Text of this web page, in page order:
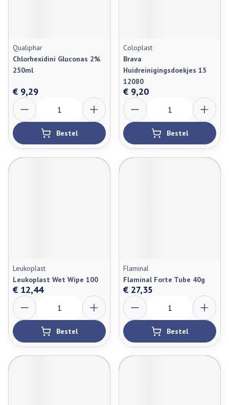
Qualiphar
Chlorhexidini Gluconas 2%
250ml
€ 9,29
Aantal
Bestel
Coloplast
Brava
Huidreinigingsdoekjes 15
12080
€ 9,20
Aantal
Bestel
Leukoplast
Leukoplast Wet Wipe 100
€ 12,44
Aantal
Bestel
Flaminal
Flaminal Forte Tube 40g
€ 27,35
Aantal
Bestel